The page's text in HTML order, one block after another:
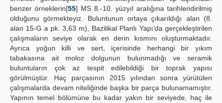
benzer örneklerin[55] MS 8.-10. yüzyıl aralığına tarihlendirilmiş
olduğunu görmekteyiz. Buluntunun ortaya çıkarıldığı alan (8.
alan 15-G a pk. 3,63 m), Bazilikal Planlı Yapı’da gerçekleştirilen
çalışmaların seviye olarak en derin kısmını oluşturmaktadır.
Ayrıca yoğun killi ve sert, içerisinde herhangi bir yıkım
tabakasına ait moloz dolgunun bulunmadığı ve seramik
buluntuların çok az tespit edilebildiği bir toprak yapısı
görülmüştür. Haç parçasının 2015 yılından sonra yürütülen
çalışmalarda devam niteliğinde başka bir parça bulunamamıştır.
Yapının temel bölümüne bu kadar yakın bir seviyede, haç ile